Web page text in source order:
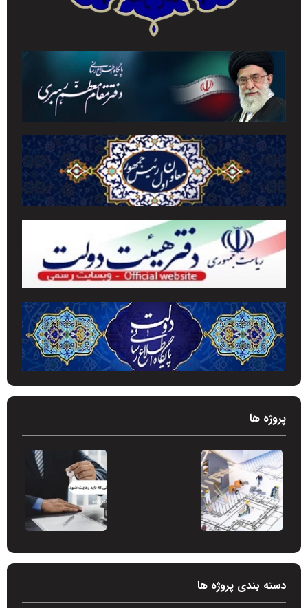
پروژه ها
دسته بندی پروژه ها